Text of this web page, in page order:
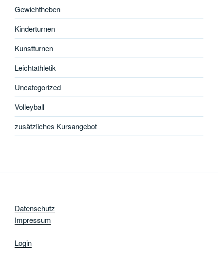
Gewichtheben
Kinderturnen
Kunstturnen
Leichtathletik
Uncategorized
Volleyball
zusätzliches Kursangebot
Datenschutz
Impressum
Login